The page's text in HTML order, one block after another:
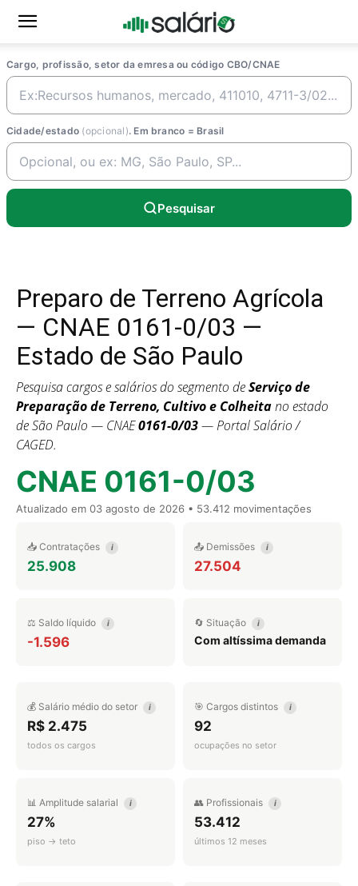
Cargo, profissão, setor da emresa ou código CBO/CNAE
Cidade/estado (opcional). Em branco = Brasil
Pesquisar
Preparo de Terreno Agrícola
— CNAE 0161-0/03 —
Estado de São Paulo
Pesquisa cargos e salários do segmento deServiço de
Preparação de Terreno, Cultivo e Colheitano estado
de São Paulo — CNAE0161-0/03— Portal Salário /
CAGED.
CNAE 0161-0/03
Atualizado em 03 agosto de 2026 • 53.412 movimentações
📥 Contratações i
25.908
📤 Demissões i
27.504
⚖️ Saldo líquido i
-1.596
🔄 Situação i
Com altíssima demanda
💰 Salário médio do setor i
R$ 2.475
todos os cargos
🎯 Cargos distintos i
92
ocupações no setor
📊 Amplitude salarial i
27%
piso → teto
👥 Profissionais i
53.412
últimos 12 meses